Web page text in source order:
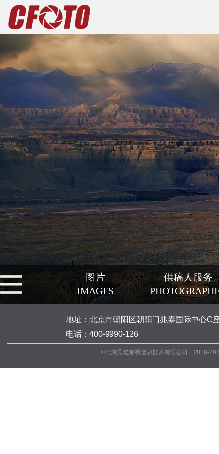
图片
IMAGES
供稿人服务
地址：北京市朝阳区朝阳门兆泰国际中心C
电话：400-9990-126
©北京思道瑞视信息技术有限公司 2018-